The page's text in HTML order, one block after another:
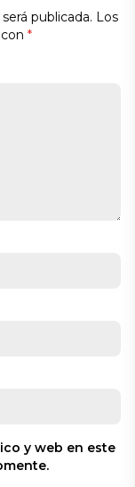
publicada. Los
*
y web en este